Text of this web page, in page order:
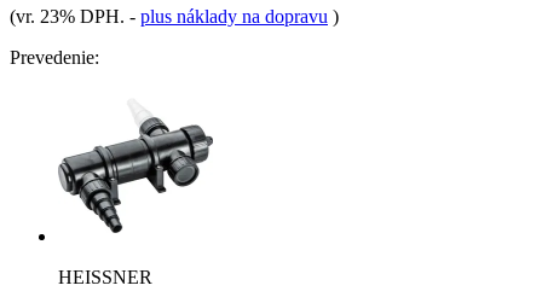
(vr. 23% DPH. - plus náklady na dopravu )
Prevedenie:
HEISSNER